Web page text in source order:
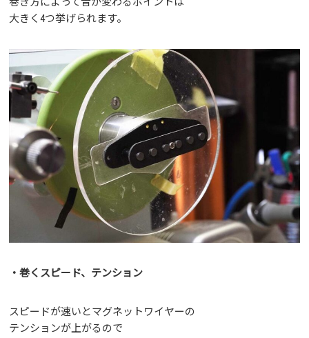
大きく4つ挙げられます。
・巻くスピード、テンション
スピードが速いとマグネットワイヤーの
テンションが上がるので